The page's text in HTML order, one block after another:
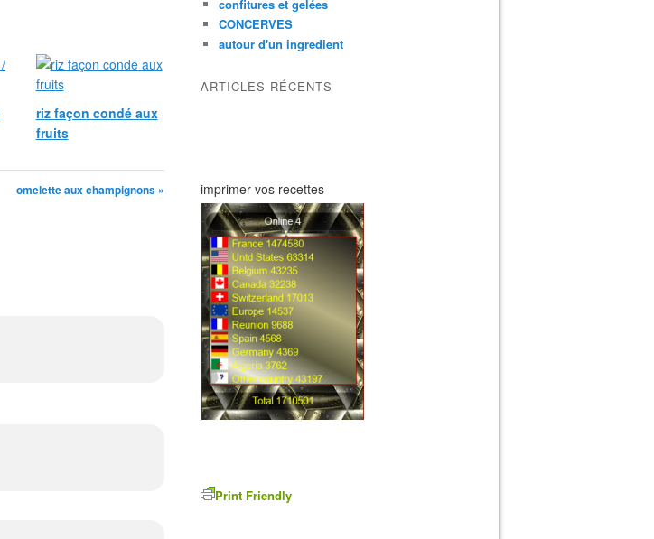
riz façon condé aux
fruits
omelette aux champignons »
confitures et gelées
CONCERVES
autour d'un ingredient
ARTICLES RÉCENTS
imprimer vos recettes
Print Friendly